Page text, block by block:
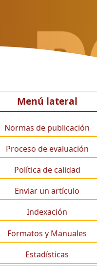
Menú lateral
Normas de publicación
Proceso de evaluación
Política de calidad
Enviar un artículo
Indexación
Formatos y Manuales
Estadísticas